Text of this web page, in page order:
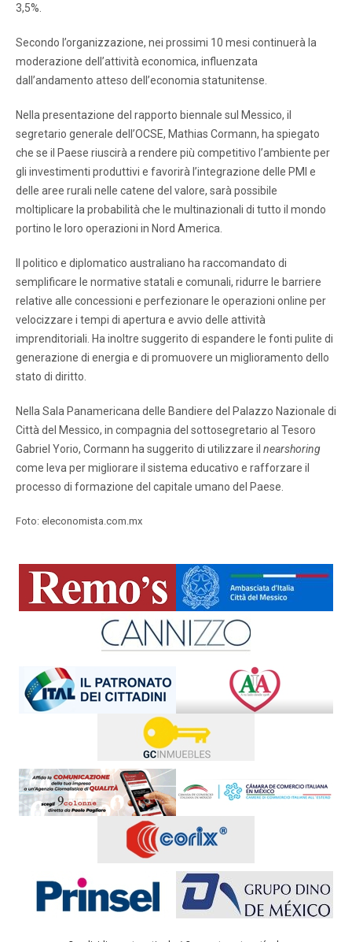
3,5%.
Secondo l’organizzazione, nei prossimi 10 mesi continuerà la
moderazione dell’attività economica, influenzata
dall’andamento atteso dell’economia statunitense.
Nella presentazione del rapporto biennale sul Messico, il
segretario generale dell’OCSE, Mathias Cormann, ha spiegato
che se il Paese riuscirà a rendere più competitivo l’ambiente per
gli investimenti produttivi e favorirà l’integrazione delle PMI e
delle aree rurali nelle catene del valore, sarà possibile
moltiplicare la probabilità che le multinazionali di tutto il mondo
portino le loro operazioni in Nord America.
Il politico e diplomatico australiano ha raccomandato di
semplificare le normative statali e comunali, ridurre le barriere
relative alle concessioni e perfezionare le operazioni online per
velocizzare i tempi di apertura e avvio delle attività
imprenditoriali. Ha inoltre suggerito di espandere le fonti pulite di
generazione di energia e di promuovere un miglioramento dello
stato di diritto.
Nella Sala Panamericana delle Bandiere del Palazzo Nazionale di
Città del Messico, in compagnia del sottosegretario al Tesoro
Gabriel Yorio, Cormann ha suggerito di utilizzare il nearshoring
come leva per migliorare il sistema educativo e rafforzare il
processo di formazione del capitale umano del Paese.
Foto: eleconomista.com.mx